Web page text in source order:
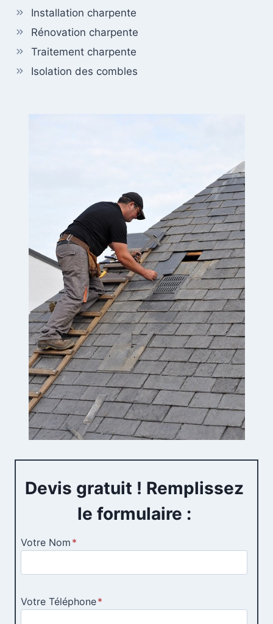
Installation charpente
Rénovation charpente
Traitement charpente
Isolation des combles
Devis gratuit ! Remplissez
le formulaire :
Votre Nom *
Votre Téléphone*